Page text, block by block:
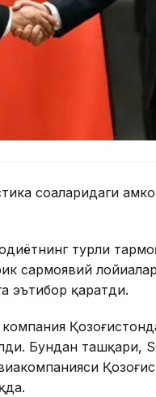
соҳаларидаги
турли
сармоявий
эътибор қаратди.
Бундан ташқари,